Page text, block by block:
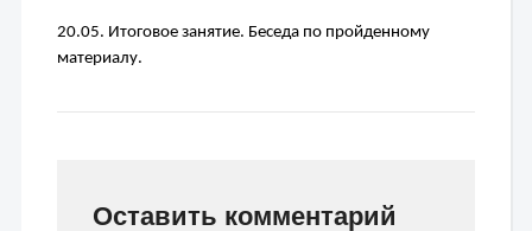
20.05. Итоговое занятие. Беседа по пройденному
материалу.
Оставить комментарий